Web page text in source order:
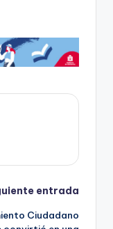
m
p
ar
ti
entrada
Ciudadano